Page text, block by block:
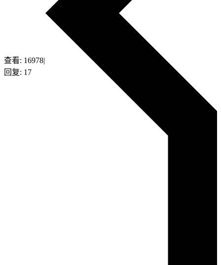
查看: 16978|
回复: 17